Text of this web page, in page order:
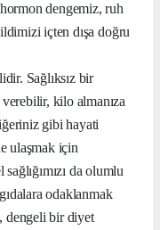
dengemiz, ruh
içten dışa doğru
Sağlıksız bir
kilo almanıza
gibi hayati
ulaşmak için
da olumlu
odaklanmak
dengeli bir diyet